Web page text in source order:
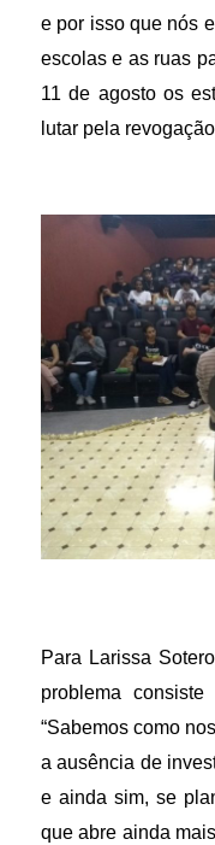
e por isso que nós
escolas e as ruas
11 de agosto os
lutar pela
Para Larissa
problema
“Sabemos como
a ausência de
e ainda sim, se
que abre ainda